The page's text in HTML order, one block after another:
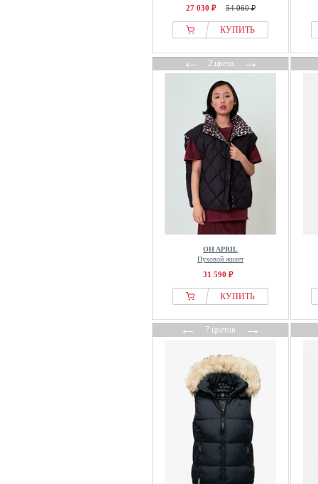
27 030 ₽ 54 060 ₽
КУПИТЬ
←2 цвета→
OH APRIL
Пуховой жилет
31 590 ₽
КУПИТЬ
←7 цветов→